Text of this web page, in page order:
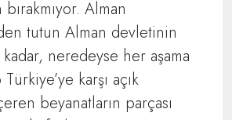
Alman
tutun Alman devletinin
neredeyse her aşama
karşı açık
beyanatların parçası